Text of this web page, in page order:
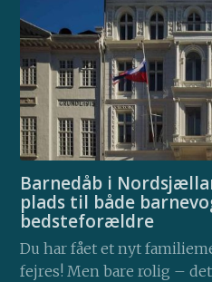
Barnedåb i
plads til både
bedsteforældre
Du har fået et nyt
fejres! Men bare rolig –